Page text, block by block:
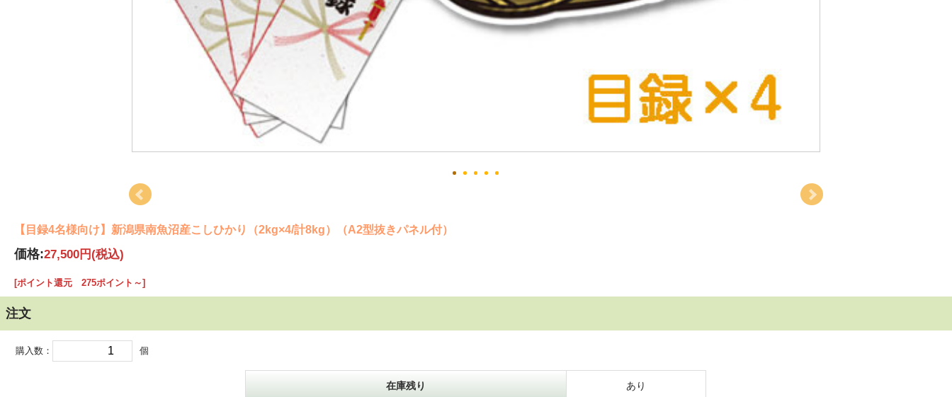
【目録4名様向け】新潟県南魚沼産こしひかり（2kg×4/計8kg）（A2型抜きパネル付）
価格:27,500円(税込)
[ポイント還元 275ポイント～]
注文
購入数： 個
在庫残り あり